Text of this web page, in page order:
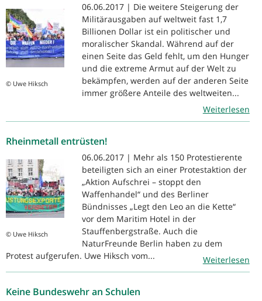
© Uwe Hiksch
06.06.2017 | Die weitere Steigerung der
Militärausgaben auf weltweit fast 1,7
Billionen Dollar ist ein politischer und
moralischer Skandal. Während auf der
einen Seite das Geld fehlt, um den Hunger
und die extreme Armut auf der Welt zu
bekämpfen, werden auf der anderen Seite
immer größere Anteile des weltweiten...
Weiterlesen
Rheinmetall entrüsten!
© Uwe Hiksch
06.06.2017 | Mehr als 150 Protestierente
beteiligten sich an einer Protestaktion der
„Aktion Aufschrei – stoppt den
Waffenhandel“ und des Berliner
Bündnisses „Legt den Leo an die Kette“
vor dem Maritim Hotel in der
Stauffenbergstraße. Auch die
NaturFreunde Berlin haben zu dem
Protest aufgerufen. Uwe Hiksch vom...
Weiterlesen
Keine Bundeswehr an Schulen